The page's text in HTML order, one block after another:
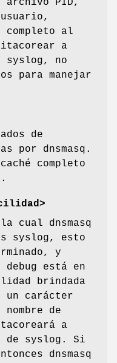
PID,
completo al
a
no
para manejar
de
por dnsmasq.
completo
dnsmasq
syslog, esto
y
debug está en
brindada
un carácter
de
a
de syslog. Si
dnsmasq